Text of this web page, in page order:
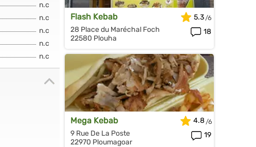
n.c
n.c
n.c
n.c
n.c
Flash Kebab
28 Place du Maréchal Foch
22580 Plouha
5.3
18
Mega Kebab
9 Rue De La Poste
22970 Ploumagoar
4.8
19